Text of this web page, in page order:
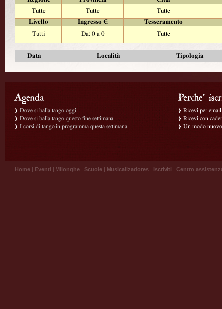
Tutte
Tutte
Tutte
Livello
Ingresso €
Tesseramento
Tutti
Da: 0 a 0 Tutte
Data Località Tipologia
Dove si balla tango oggi
Dove si balla tango questo fine settimana
I corsi di tango in programma questa settimana
Ricevi per
Ricevi con
Un modo
Home | Eventi | Milonghe | Scuole | Musicalizadores | Iscriviti | Centro